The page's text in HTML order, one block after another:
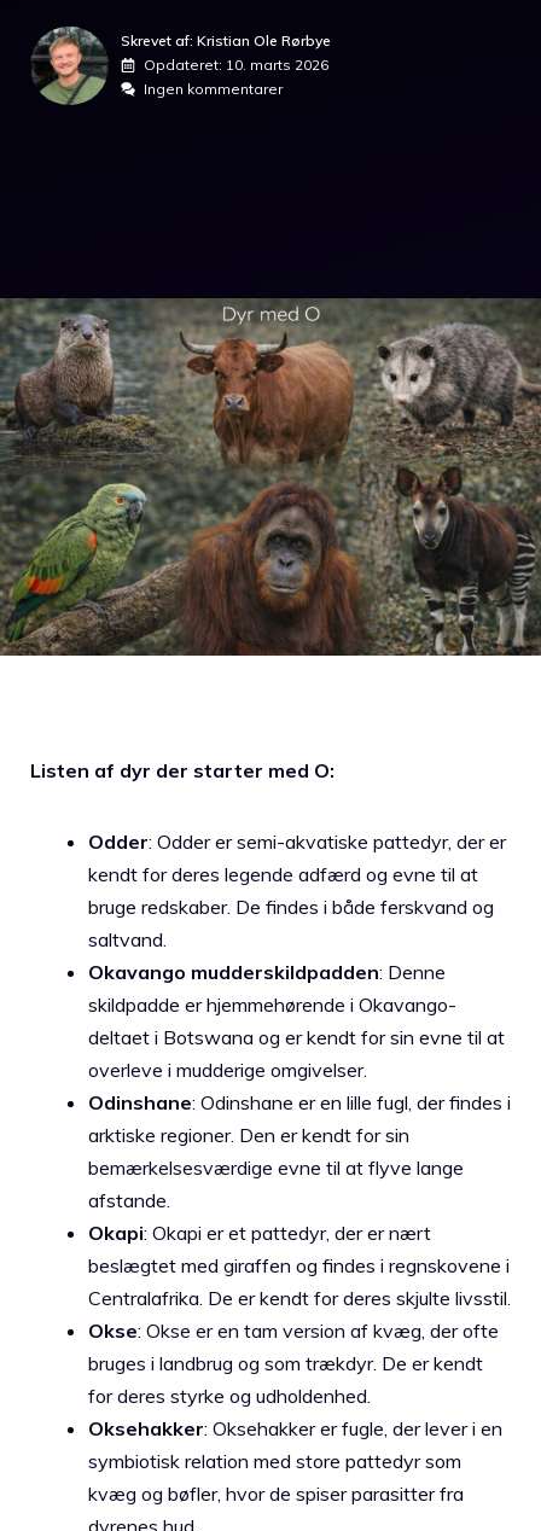
Skrevet af: Kristian Ole Rørbye
Opdateret: 10. marts 2026
Ingen kommentarer
Listen af dyr der starter med O:
Odder: Odder er semi-akvatiske pattedyr, der er
kendt for deres legende adfærd og evne til at
bruge redskaber. De findes i både ferskvand og
saltvand.
Okavango mudderskildpadden: Denne
skildpadde er hjemmehørende i Okavango-
deltaet i Botswana og er kendt for sin evne til at
overleve i mudderige omgivelser.
Odinshane: Odinshane er en lille fugl, der findes i
arktiske regioner. Den er kendt for sin
bemærkelsesværdige evne til at flyve lange
afstande.
Okapi: Okapi er et pattedyr, der er nært
beslægtet med giraffen og findes i regnskovene i
Centralafrika. De er kendt for deres skjulte livsstil.
Okse: Okse er en tam version af kvæg, der ofte
bruges i landbrug og som trækdyr. De er kendt
for deres styrke og udholdenhed.
Oksehakker: Oksehakker er fugle, der lever i en
symbiotisk relation med store pattedyr som
kvæg og bøfler, hvor de spiser parasitter fra